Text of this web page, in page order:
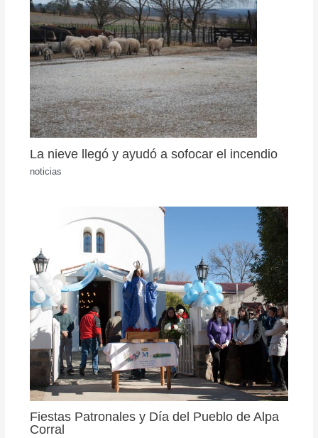
La nieve llegó y ayudó a sofocar el incendio
noticias
Fiestas Patronales y Día del Pueblo de Alpa
Corral